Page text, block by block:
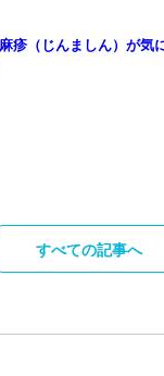
疹（じんましん）が気
すべての記事へ